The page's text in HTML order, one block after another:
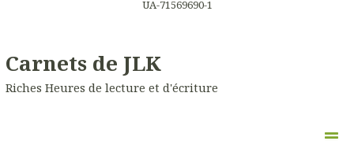
UA-71569690-1
Carnets de JLK
Riches Heures de lecture et d'écriture